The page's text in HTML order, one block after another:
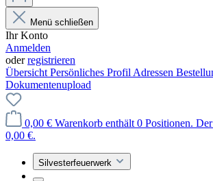
Menü schließen
Ihr Konto
Anmelden
oderregistrieren
Übersicht Persönliches Profil Adressen
Dokumentenupload
0,00 € Warenkorb enthält 0 Positionen.
0,00 €.
Silvesterfeuerwerk